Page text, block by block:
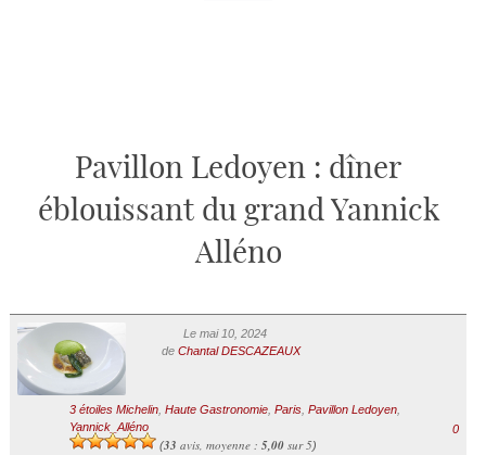
Pavillon Ledoyen : dîner
éblouissant du grand Yannick
Alléno
Le mai 10, 2024
de Chantal DESCAZEAUX
3 étoiles Michelin, Haute Gastronomie, Paris, Pavillon Ledoyen,
Yannick_Alléno
(33 avis, moyenne : 5,00sur 5)
0